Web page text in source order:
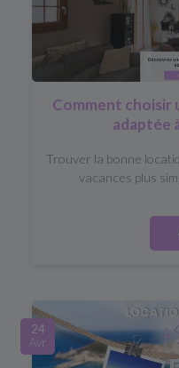
Comment choisir
adaptée
Trouver la bonne
vacances plus
24
Avr